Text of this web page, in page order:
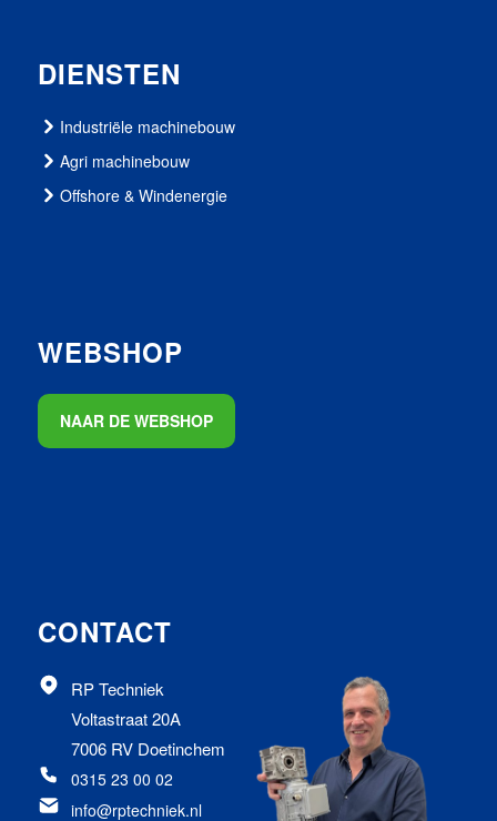
DIENSTEN
Industriële machinebouw
Agri machinebouw
Offshore & Windenergie
WEBSHOP
NAAR DE WEBSHOP
CONTACT
RP Techniek
Voltastraat 20A
7006 RV Doetinchem
0315 23 00 02
info@rptechniek.nl